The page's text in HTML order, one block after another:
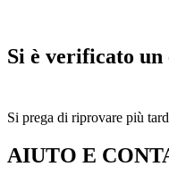
Si è verificato
Si prega di riprovare più
AIUTO E